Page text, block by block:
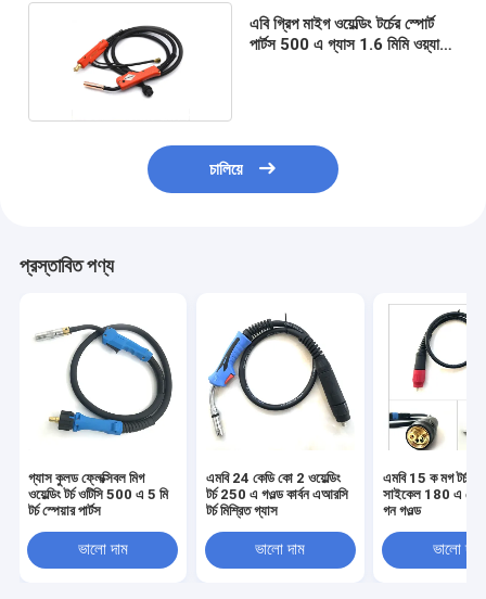
এবি গ্রিপ মাইগ ওয়েল্ডিং টর্চের স্পোর্ট
পার্টস 500 এ গ্যাস 1.6 মিমি ওয়্যার
চালিয়ে
প্রস্তাবিত পণ্য
গ্যাস কুলড ফ্লেক্সিবল মিগ
ওয়েল্ডিং টর্চ ওটিসি 500 এ 5 মি
টর্চ স্পেয়ার পার্টস
ভালো দাম
এমবি 24 কেডি কো 2 ওয়েল্ডিং
টর্চ 250 এ গওল্ড কার্বন এআরসি
টর্চ মিশ্রিত গ্যাস
ভালো দাম
এমবি 15 ক মগ টর্চ
সাইকেল 180 এ
গন গওল্ড
ভালো দাম